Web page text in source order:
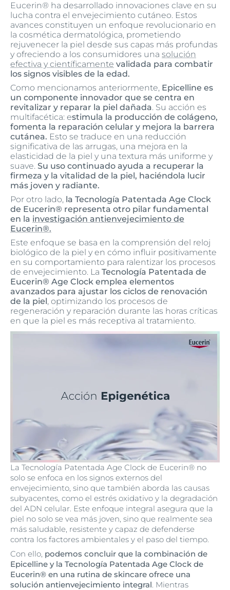
Eucerin® ha desarrollado innovaciones clave en su
lucha contra el envejecimiento cutáneo. Estos
avances constituyen un enfoque revolucionario en
la cosmética dermatológica, prometiendo
rejuvenecer la piel desde sus capas más profundas
y ofreciendo a los consumidores una solución
efectiva y científicamente validada para combatir
los signos visibles de la edad.
Como mencionamos anteriormente, Epicelline es
un componente innovador que se centra en
revitalizar y reparar la piel dañada. Su acción es
multifacética: estimula la producción de colágeno,
fomenta la reparación celular y mejora la barrera
cutánea. Esto se traduce en una reducción
significativa de las arrugas, una mejora en la
elasticidad de la piel y una textura más uniforme y
suave. Su uso continuado ayuda a recuperar la
firmeza y la vitalidad de la piel, haciéndola lucir
más joven y radiante.
Por otro lado, la Tecnología Patentada Age Clock
de Eucerin® representa otro pilar fundamental
en la investigación antienvejecimiento de
Eucerin®.
Este enfoque se basa en la comprensión del reloj
biológico de la piel y en cómo influir positivamente
en su comportamiento para ralentizar los procesos
de envejecimiento. La Tecnología Patentada de
Eucerin® Age Clock emplea elementos
avanzados para ajustar los ciclos de renovación
de la piel, optimizando los procesos de
regeneración y reparación durante las horas críticas
en que la piel es más receptiva al tratamiento.
La Tecnología Patentada Age Clock de Eucerin® no
solo se enfoca en los signos externos del
envejecimiento, sino que también aborda las causas
subyacentes, como el estrés oxidativo y la degradación
del ADN celular. Este enfoque integral asegura que la
piel no solo se vea más joven, sino que realmente sea
más saludable, resistente y capaz de defenderse
contra los factores ambientales y el paso del tiempo.
Con ello, podemos concluir que la combinación de
Epicelline y la Tecnología Patentada Age Clock de
Eucerin® en una rutina de skincare ofrece una
solución antienvejecimiento integral. Mientras